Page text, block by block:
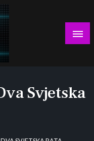
Svjetska